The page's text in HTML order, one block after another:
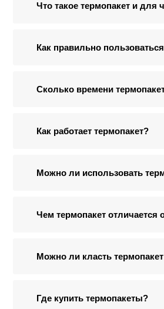
Что такое термопакет и для
Как правильно
Сколько времени
Как работает термопакет?
Можно ли использовать
Чем термопакет отличается
Можно ли класть
Где купить термопакеты?